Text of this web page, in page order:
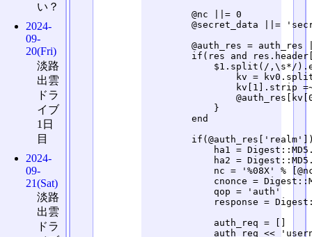
        @nc ||= 0
@secret_data ||=
@auth_res = auth_res
if(res and
$1.split(/,\s*/
kv =
kv[1].strip
            }
        end
ha1 =
ha2 =
nc = '%08X' %
cnonce =
qop = 'auth'
response =
            auth_req = []
auth_req <<
い？
2024-
09-
20(Fri)
淡路
出雲
ドラ
イブ
1日
目
2024-
09-
21(Sat)
淡路
出雲
ドラ